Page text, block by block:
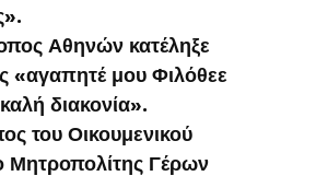
Αθηνών κατέληξε
«αγαπητέ μου Φιλόθεε
διακονία».
του Οικουμενικού
Μητροπολίτης Γέρων